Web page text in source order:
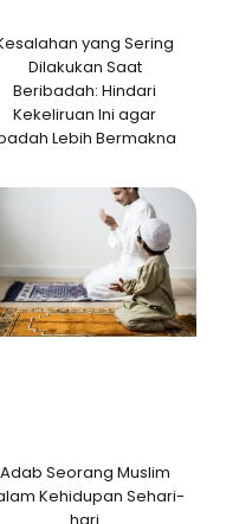
yang Sering
Dilakukan Saat
Beribadah: Hindari
Kekeliruan Ini agar
Lebih Bermakna
Adab Seorang Muslim
Kehidupan Sehari-